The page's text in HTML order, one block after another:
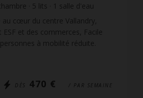
5 lits 1 salle d'eau
au cœur du centre Vallandry,
et des commerces, Facile
à mobilité réduite.
DÈS 470 € / PAR SEMAINE